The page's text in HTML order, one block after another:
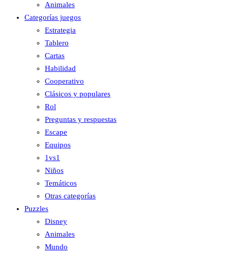
Animales
Categorías juegos
Estrategia
Tablero
Cartas
Habilidad
Cooperativo
Clásicos y populares
Rol
Preguntas y respuestas
Escape
Equipos
1vs1
Niños
Temáticos
Otras categorías
Puzzles
Disney
Animales
Mundo